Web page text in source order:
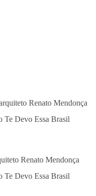
Renato Mendonça
Te Devo Essa Brasil